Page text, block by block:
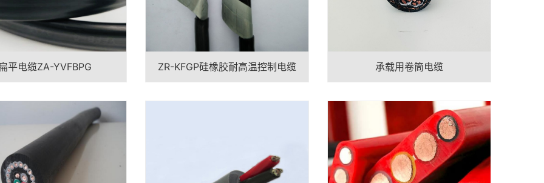
平电缆ZA-YVFBPG ZR-KFGP硅橡胶耐高温控制电缆 承载用卷筒电缆